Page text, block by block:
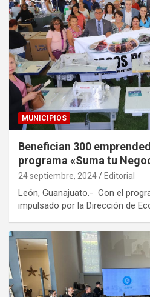
MUNICIPIOS
Benefician 300
programa «Suma tu
24 septiembre, 2024 Editorial
León, Guanajuato.- Con el
impulsado por la Dirección de